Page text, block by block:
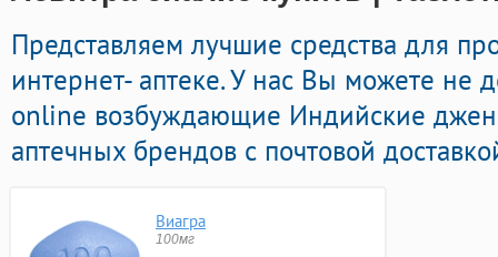
Представляем лучшие средства для
интернет- аптеке. У нас Вы можете не
online возбуждающие Индийские
аптечных брендов с почтовой
Виагра
100мг